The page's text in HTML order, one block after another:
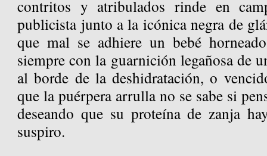
contritos y atribulados rinde en
publicista junto a la icónica negra de
que mal se adhiere un bebé
siempre con la guarnición legañosa de
al borde de la deshidratación, o
que la puérpera arrulla no se sabe si
deseando que su proteína de zanja
suspiro.